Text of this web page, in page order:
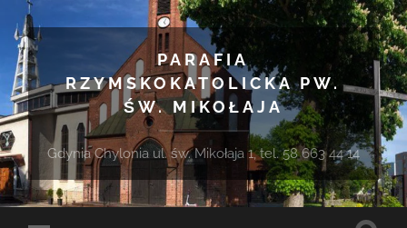
PARAFIA
RZYMSKOKATOLICKA PW.
ŚW. MIKOŁAJA
Gdynia Chylonia ul. św. Mikołaja 1, tel. 58 663 44 14